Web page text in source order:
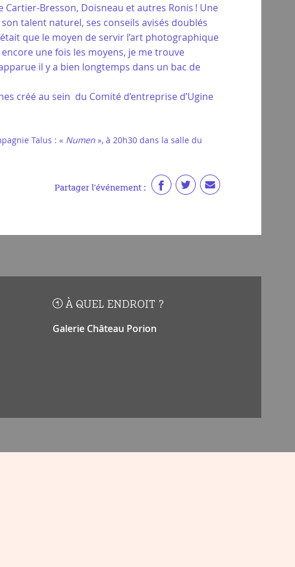
Bresson, Doisneau et autres Ronis ! Une
talent naturel, ses conseils avisés doublés
que le moyen de servir l’art photographique
une fois les moyens, je me trouve
il y a bien longtemps dans un bac de
créé au sein du Comité d’entreprise d’Ugine
Talus : « Numen », à 20h30 dans la salle du
Partager l'événement :
À QUEL ENDROIT ?
Galerie Château Porion